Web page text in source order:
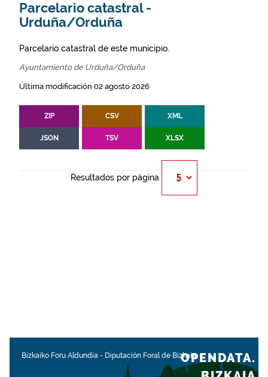
Parcelario catastral -
Urduña/Orduña
Parcelario catastral de este municipio.
Ayuntamiento de Urduña/Orduña
Última modificación 02 agosto 2026
ZIP CSV XML
JSON TSV XLSX
Resultados por página
Bizkaiko Foru Aldundia - Diputación Foral de BizkaiaOPENDATA.